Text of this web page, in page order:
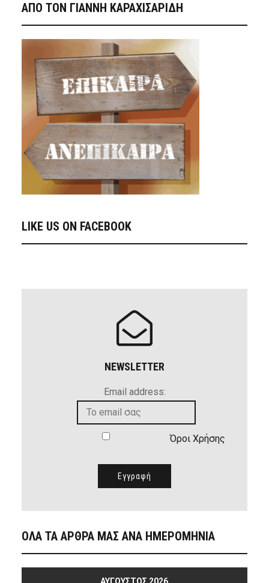
ΑΠΟ ΤΟΝ ΓΙΑΝΝΗ ΚΑΡΑΧΙΣΑΡΙΔΗ
LIKE US ON FACEBOOK
NEWSLETTER
Email address:
Όροι Χρήσης
ΟΛΑ ΤΑ ΑΡΘΡΑ ΜΑΣ ΑΝΑ ΗΜΕΡΟΜΗΝΙΑ